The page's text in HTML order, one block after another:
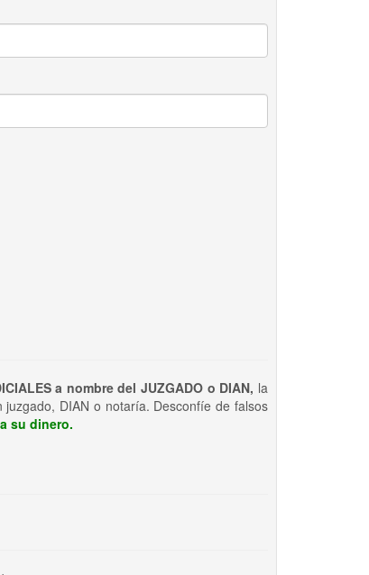
a nombre del JUZGADO o DIAN, la
DIAN o notaría. Desconfíe de falsos
su dinero.